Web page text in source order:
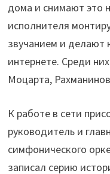
дома и снимают это
исполнителя
звучанием и делают
интернете. Среди
Моцарта,
К работе в сети
руководитель и
симфонического
записал серию